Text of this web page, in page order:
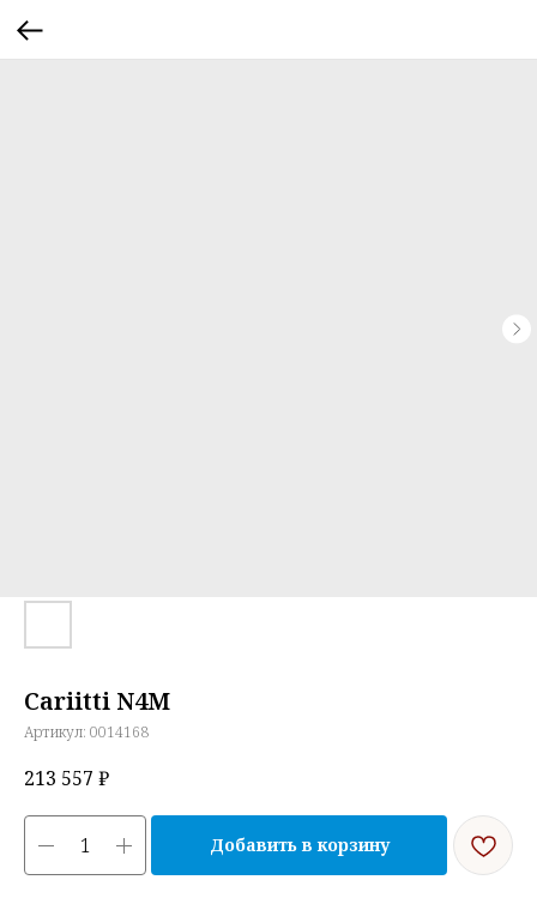
Cariitti N4M
Артикул: 0014168
213 557 ₽
Добавить в корзину